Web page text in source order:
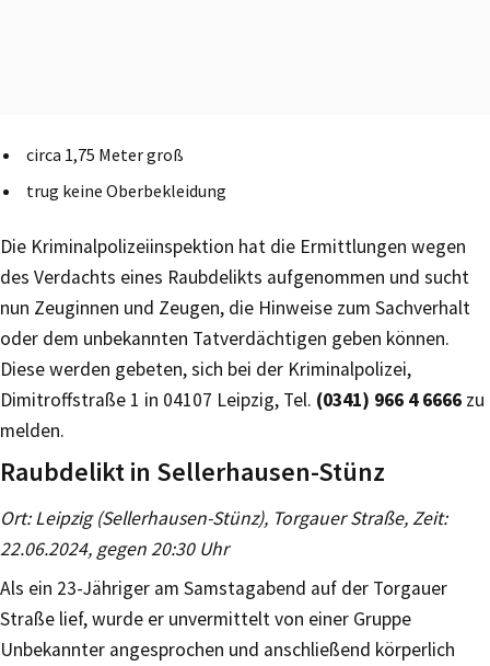
circa 1,75 Meter groß
trug keine Oberbekleidung
Die Kriminalpolizeiinspektion hat die Ermittlungen wegen
des Verdachts eines Raubdelikts aufgenommen und sucht
nun Zeuginnen und Zeugen, die Hinweise zum Sachverhalt
oder dem unbekannten Tatverdächtigen geben können.
Diese werden gebeten, sich bei der Kriminalpolizei,
Dimitroffstraße 1 in 04107 Leipzig, Tel. (0341) 966 4 6666 zu
melden.
Raubdelikt in Sellerhausen-Stünz
Ort: Leipzig (Sellerhausen-Stünz), Torgauer Straße, Zeit:
22.06.2024, gegen 20:30 Uhr
Als ein 23-Jähriger am Samstagabend auf der Torgauer
Straße lief, wurde er unvermittelt von einer Gruppe
Unbekannter angesprochen und anschließend körperlich